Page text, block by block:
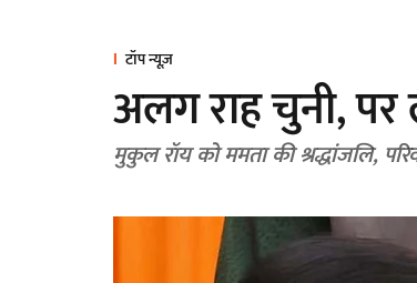
टॉप न्यूज़
अलग राह चुनी,
मुकुल रॉय को ममता की श्रद्धांजलि,